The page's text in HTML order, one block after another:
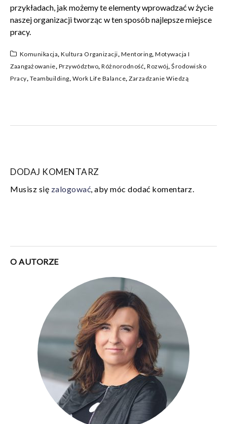
przykładach, jak możemy te elementy wprowadzać w życie
naszej organizacji tworząc w ten sposób najlepsze miejsce
pracy.
Komunikacja, Kultura Organizacji, Mentoring, Motywacja I
Zaangażowanie, Przywództwo, Różnorodność, Rozwój, Środowisko
Pracy, Teambuilding, Work Life Balance, Zarzadzanie Wiedzą
DODAJ KOMENTARZ
Musisz się zalogować, aby móc dodać komentarz.
O AUTORZE